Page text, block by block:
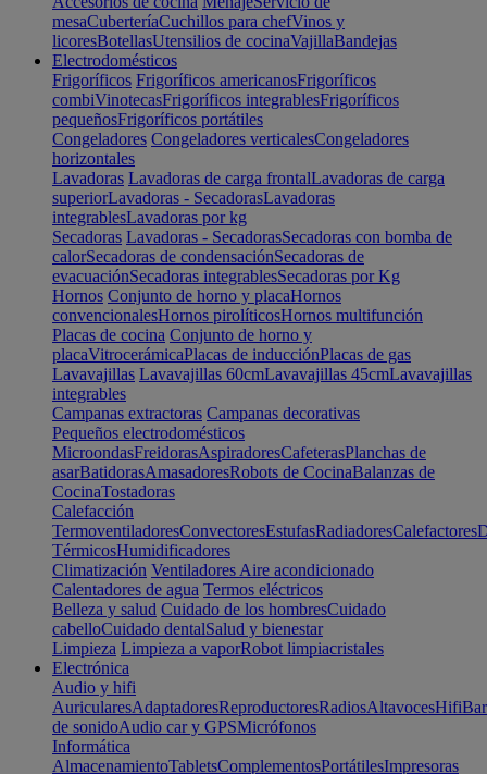
mesaCuberteríaCuchillos para chefVinos y
licoresBotellasUtensilios de cocinaVajillaBandejas
Electrodomésticos
Frigoríficos Frigoríficos americanosFrigoríficos
combiVinotecasFrigoríficos integrablesFrigoríficos
pequeñosFrigoríficos portátiles
Congeladores Congeladores verticalesCongeladores
horizontales
Lavadoras Lavadoras de carga frontalLavadoras de carga
superiorLavadoras - SecadorasLavadoras
integrablesLavadoras por kg
Secadoras Lavadoras - SecadorasSecadoras con bomba de
calorSecadoras de condensaciónSecadoras de
evacuaciónSecadoras integrablesSecadoras por Kg
Hornos Conjunto de horno y placaHornos
convencionalesHornos pirolíticosHornos multifunción
Placas de cocina Conjunto de horno y
placaVitrocerámicaPlacas de inducciónPlacas de gas
Lavavajillas Lavavajillas 60cmLavavajillas 45cmLavavajillas
integrables
Campanas extractoras Campanas decorativas
Pequeños electrodomésticos
MicroondasFreidorasAspiradoresCafeterasPlanchas de
asarBatidorasAmasadoresRobots de CocinaBalanzas de
CocinaTostadoras
Calefacción
TermoventiladoresConvectoresEstufasRadiadoresCalefactores
TérmicosHumidificadores
Climatización Ventiladores Aire acondicionado
Calentadores de agua Termos eléctricos
Belleza y salud Cuidado de los hombresCuidado
cabelloCuidado dentalSalud y bienestar
Limpieza Limpieza a vaporRobot limpiacristales
Electrónica
Audio y hifi
AuricularesAdaptadoresReproductoresRadiosAltavocesHifi
de sonidoAudio car y GPSMicrófonos
Informática
AlmacenamientoTabletsComplementosPortátilesImpresoras